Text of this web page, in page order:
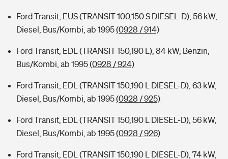
Ford Transit, EUS (TRANSIT 100,150 S DIESEL-D), 56 kW,
Diesel, Bus/Kombi, ab 1995(0928 / 914)
Ford Transit, EDL (TRANSIT 150,190 L), 84 kW, Benzin,
Bus/Kombi, ab 1995(0928 / 924)
Ford Transit, EDL (TRANSIT 150,190 L DIESEL-D), 63 kW,
Diesel, Bus/Kombi, ab 1995(0928 / 925)
Ford Transit, EDL (TRANSIT 150,190 L DIESEL-D), 56 kW,
Diesel, Bus/Kombi, ab 1995(0928 / 926)
Ford Transit, EDL (TRANSIT 150,190 L DIESEL-D), 74 kW,